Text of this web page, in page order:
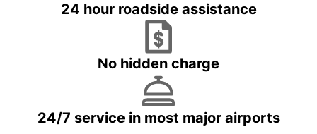
24 hour roadside assistance
No hidden charge
24/7 service in most major airports